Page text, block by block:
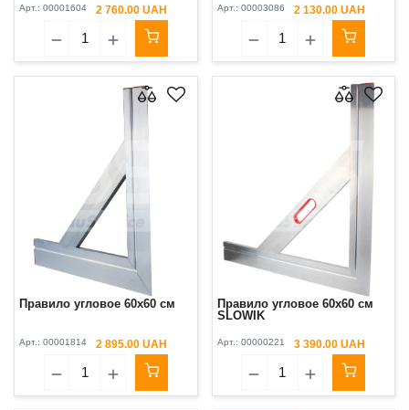
Арт.: 00001604 2 760.00 UAH Арт.: 00003086 2 130.00 UAH
Правило угловое 60x60 см
Арт.: 00001814 2 895.00 UAH
Правило угловое 60x60 см
SLOWIK
Арт.: 00000221 3 390.00 UAH